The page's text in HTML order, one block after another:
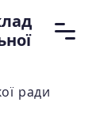
ради